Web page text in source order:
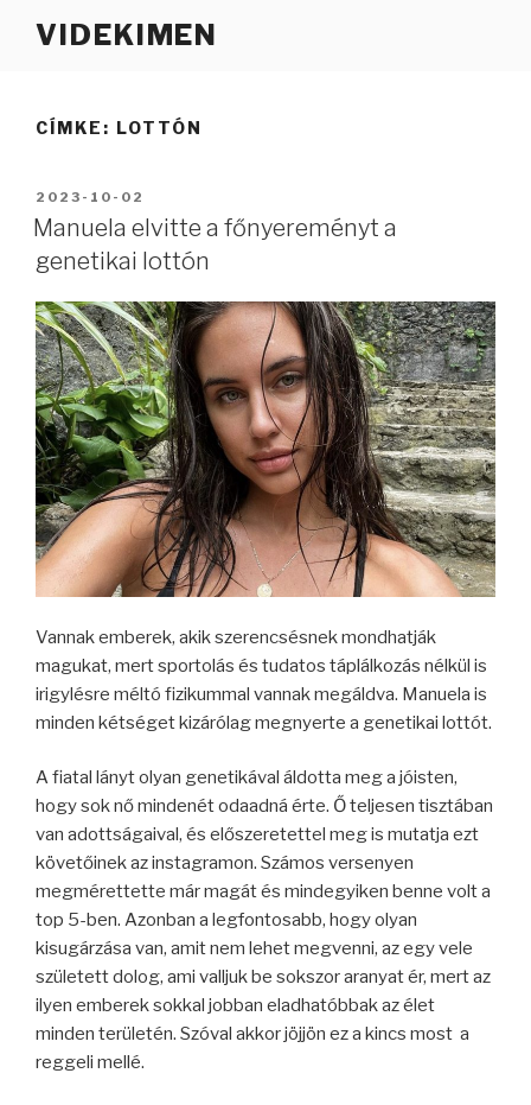
VIDEKIMEN
CÍMKE: LOTTÓN
BEKÜLDVE:
2023-10-02
Manuela elvitte a főnyereményt a
genetikai lottón
Vannak emberek, akik szerencsésnek mondhatják
magukat, mert sportolás és tudatos táplálkozás nélkül is
irigylésre méltó fizikummal vannak megáldva. Manuela is
minden kétséget kizárólag megnyerte a genetikai lottót.
A fiatal lányt olyan genetikával áldotta meg a jóisten,
hogy sok nő mindenét odaadná érte. Ő teljesen tisztában
van adottságaival, és előszeretettel meg is mutatja ezt
követőinek az instagramon. Számos versenyen
megmérettette már magát és mindegyiken benne volt a
top 5-ben. Azonban a legfontosabb, hogy olyan
kisugárzása van, amit nem lehet megvenni, az egy vele
született dolog, ami valljuk be sokszor aranyat ér, mert az
ilyen emberek sokkal jobban eladhatóbbak az élet
minden területén. Szóval akkor jöjjön ez a kincs most a
reggeli mellé.